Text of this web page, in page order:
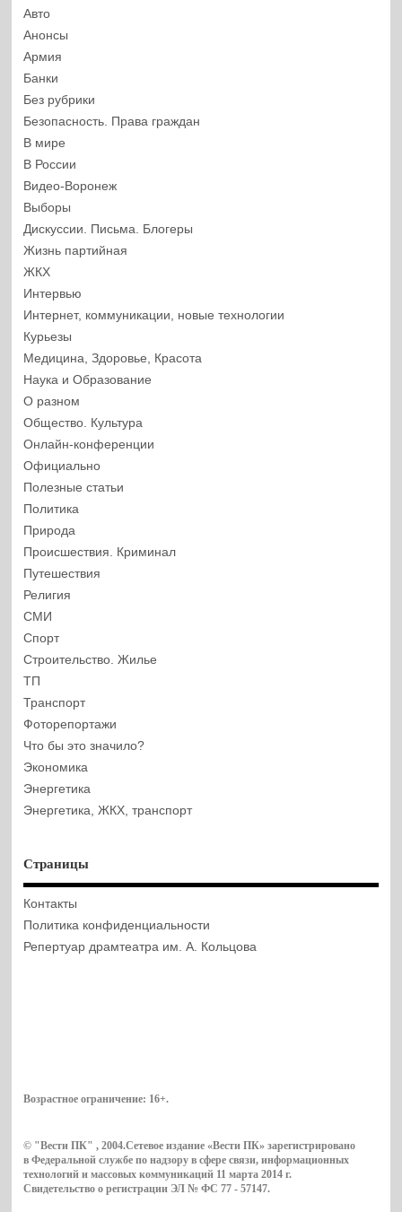
Авто
Анонсы
Армия
Банки
Без рубрики
Безопасность. Права граждан
В мире
В России
Видео-Воронеж
Выборы
Дискуссии. Письма. Блогеры
Жизнь партийная
ЖКХ
Интервью
Интернет, коммуникации, новые технологии
Курьезы
Медицина, Здоровье, Красота
Наука и Образование
О разном
Общество. Культура
Онлайн-конференции
Официально
Полезные статьи
Политика
Природа
Происшествия. Криминал
Путешествия
Религия
СМИ
Спорт
Строительство. Жилье
ТП
Транспорт
Фоторепортажи
Что бы это значило?
Экономика
Энергетика
Энергетика, ЖКХ, транспорт
Страницы
Контакты
Политика конфиденциальности
Репертуар драмтеатра им. А. Кольцова
Возрастное ограничение: 16+.
© "Вести ПК" , 2004.Сетевое издание «Вести ПК» зарегистрировано
в Федеральной службе по надзору в сфере связи, информационных
технологий и массовых коммуникаций 11 марта 2014 г.
Свидетельство о регистрации ЭЛ № ФС 77 - 57147.